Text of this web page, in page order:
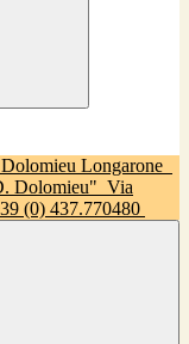
Dolomieu" Via
(0) 437.770480